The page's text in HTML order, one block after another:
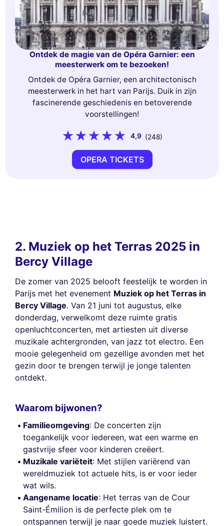
Ontdek de magie van de Opéra Garnier: een
meesterwerk om te bezoeken!
Ontdek de Opéra Garnier, een architectonisch
meesterwerk in het hart van Parijs. Duik in zijn
fascinerende geschiedenis en betoverende
voorstellingen!
4,9 (248)
OPERA TICKETS
2. Muziek op het Terras 2025 in
Bercy Village
De zomer van 2025 belooft feestelijk te worden in
Parijs met het evenement Muziek op het Terras in
Bercy Village. Van 21 juni tot augustus, elke
donderdag, verwelkomt deze ruimte gratis
openluchtconcerten, met artiesten uit diverse
muzikale achtergronden, van jazz tot electro. Een
mooie gelegenheid om gezellige avonden met het
gezin door te brengen terwijl je jonge talenten
ontdekt.
Waarom bijwonen?
Familieomgeving: De concerten zijn
toegankelijk voor iedereen, wat een warme en
gastvrije sfeer voor kinderen creëert.
Muzikale variëteit: Met stijlen variërend van
wereldmuziek tot actuele hits, is er voor ieder
wat wils.
Aangename locatie: Het terras van de Cour
Saint-Émilion is de perfecte plek om te
ontspannen terwijl je naar goede muziek luistert.